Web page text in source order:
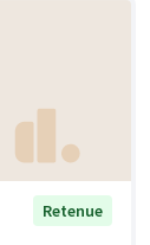
Retenue